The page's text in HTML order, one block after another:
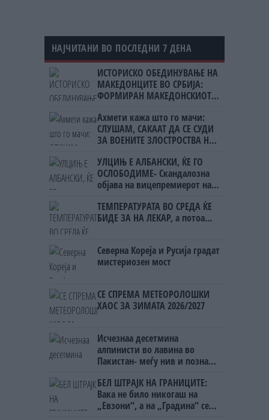
НАЈЧИТАНИ ВО ПОСЛЕДНИ 7 ДЕНА
ИСТОРИСКО ОБЕДИНУВАЊЕ НА
МАКЕДОНЦИТЕ ВО СРБИЈА:
ФОРМИРАН МАКЕДОНСКИОТ
Ахмети кажа што го мачи:
СЛУШАМ, САКААТ ДА СЕ СУДИ
ЗА ВОЕНИТЕ ЗЛОСТРОСТВА НА
УЛЦИЊ Е АЛБАНСКИ, ЌЕ ГО
ОСЛОБОДИМЕ- Скандалозна
објава на вицепремиерот на
ТЕМПЕРАТУРАТА ВО СРЕДА ЌЕ
БИДЕ ЗА НА ЛЕКАР, а потоа...
Северна Кореја и Русија градат
мистериозен мост
СЕ СПРЕМА МЕТЕОРОЛОШКИ
ХАОС ЗА ЗИМАТА 2026/2027
Исчезнаа десетмина
алпинисти во лавина во
Пакистан- меѓу нив и познат
БЕЛ ШТРАЈК НА ГРАНИЦИТЕ:
Вака не било никогаш на
„Евзони“, а на „Градина“ се